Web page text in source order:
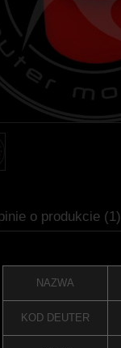
o produkcie (1)
NAZWA
KOD DEUTER